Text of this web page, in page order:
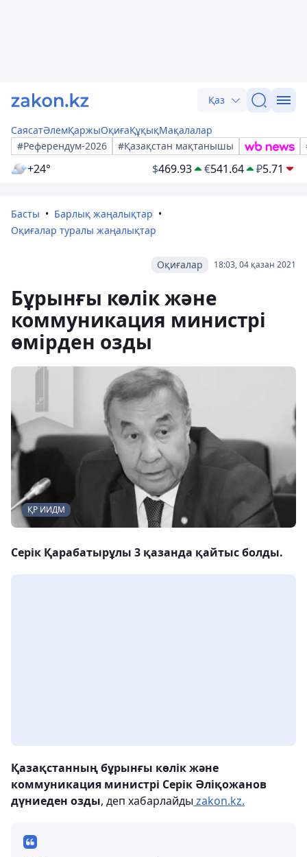
Қаз
СаясатӘлемҚаржыОқиғаҚұқықМақалалар
#Референдум-2026
#Қазақстан мақтанышы
+24° $469.93 €541.64 ₽5.71
Басты
Барлық жаңалықтар
Оқиғалар туралы жаңалықтар
18:03, 04 қазан 2021
Оқиғалар
Бұрынғы көлік және
коммуникация министрі
өмірден озды
ҚР ИИДМ
Серік Қарабатырұлы 3 қазанда қайтыс болды.
Қазақстанның бұрынғы көлік және
коммуникация министрі Серік Әліқожанов
дүниеден озды, деп хабарлайды zakon.kz.